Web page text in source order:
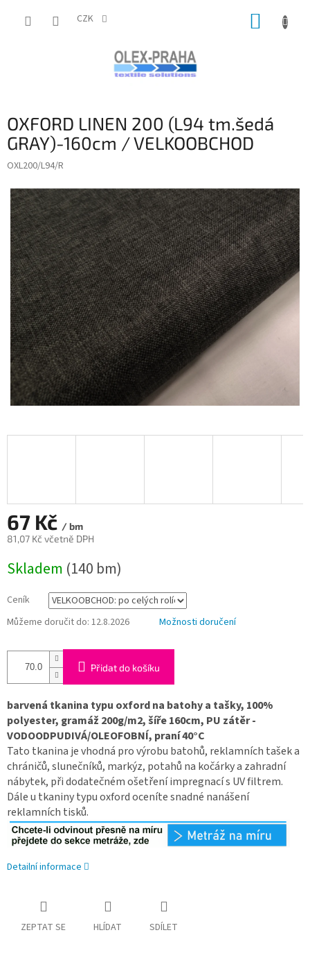
CZK
OXFORD LINEN 200 (L94 tm.šedá
GRAY)-160cm / VELKOOBCHOD
OXL200/L94/R
67 Kč / bm
81,07 Kč včetně DPH
cena:
Skladem (140 bm)
Ceník
Můžeme doručit do: 12.8.2026 Možnosti doručení
Přidat do košíku
barvená tkanina typu oxford na batohy a tašky, 100%
polyester, gramáž 200g/m2, šíře 160cm, PU zátěr -
VODOODPUDIVÁ/OLEOFOBNÍ, praní 40°C
Tato tkanina je vhodná pro výrobu batohů, reklamních tašek a
chráničů, slunečníků, markýz, potahů na kočárky a zahradní
nábytek, při dodatečném ošetření impregnací s UV filtrem.
Dále u tkaniny typu oxford oceníte snadné nanášení
reklamních tisků.
Detailní informace
ZEPTAT SE HLÍDAT SDÍLET